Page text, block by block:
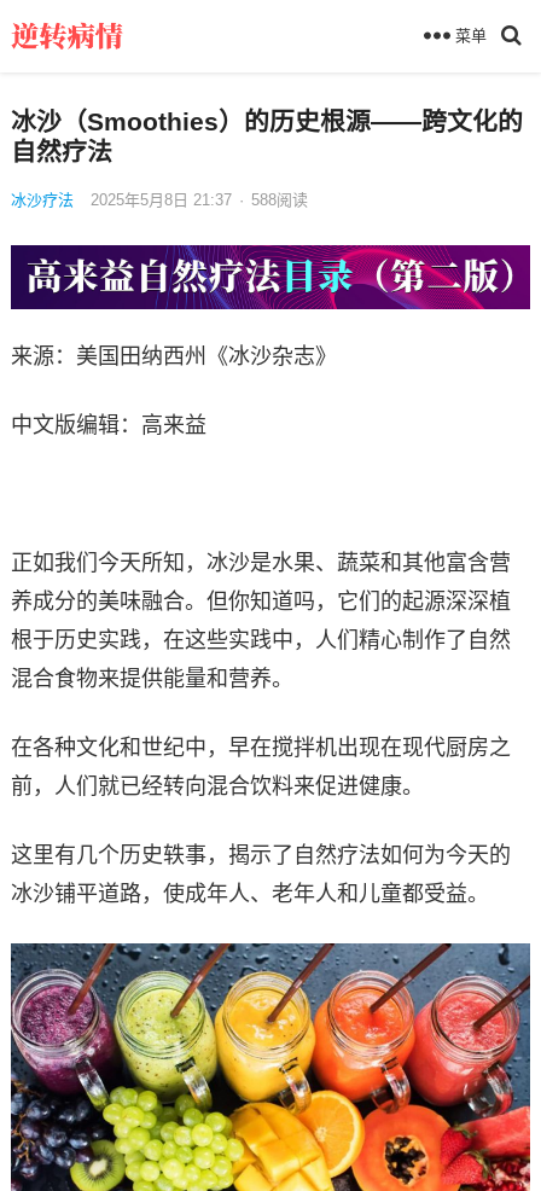
菜单
冰沙（Smoothies）的历史根源——跨文化的
自然疗法
冰沙疗法 2025年5月8日 21:37 · 588阅读
来源：美国田纳西州《冰沙杂志》
中文版编辑：高来益
正如我们今天所知，冰沙是水果、蔬菜和其他富含营
养成分的美味融合。但你知道吗，它们的起源深深植
根于历史实践，在这些实践中，人们精心制作了自然
混合食物来提供能量和营养。
在各种文化和世纪中，早在搅拌机出现在现代厨房之
前，人们就已经转向混合饮料来促进健康。
这里有几个历史轶事，揭示了自然疗法如何为今天的
冰沙铺平道路，使成年人、老年人和儿童都受益。